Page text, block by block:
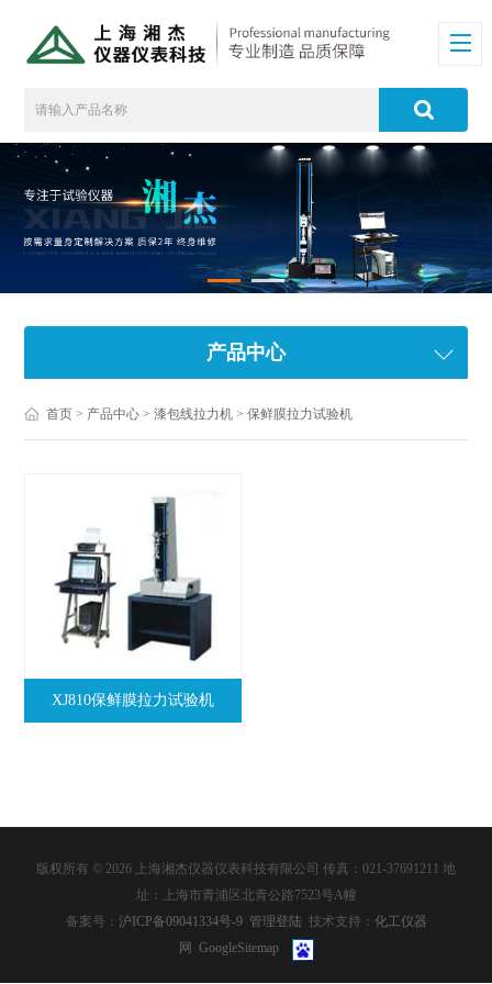
产品中心
首页 > 产品中心 >漆包线拉力机 >保鲜膜拉力试验机
XJ810保鲜膜拉力试验机
版权所有 © 2026 上海湘杰仪器仪表科技有限公司 传真：021-37691211 地
址：上海市青浦区北青公路7523号A幢
备案号： 沪ICP备09041334号-9 管理登陆 技术支持： 化工仪器
网 GoogleSitemap